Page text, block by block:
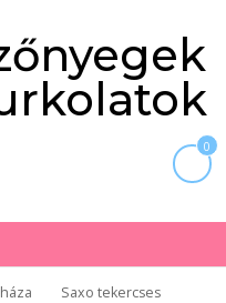
0
Saxo tekercses